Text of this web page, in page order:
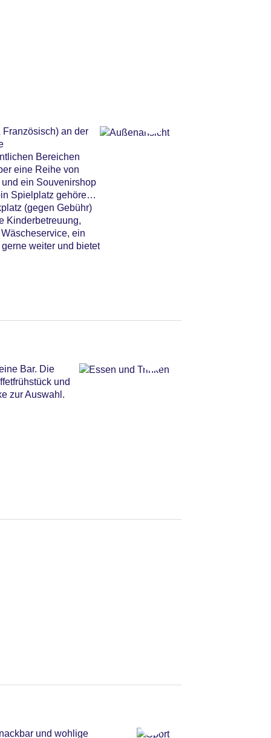
an der
Bereichen
eine Reihe von
ein Souvenirshop
Spielplatz gehören
(gegen Gebühr)
Kinderbetreuung,
ein
weiter und bietet
Bar. Die
und
zur Auswahl.
und wohlige